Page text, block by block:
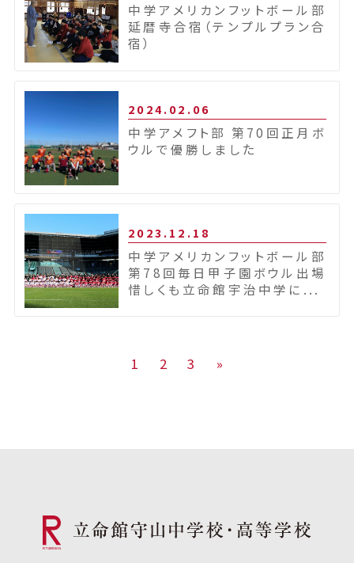
中学アメリカンフットボール部
延暦寺合宿（テンプルプラン合
宿）
2024.02.06
中学アメフト部 第70回正月ボ
ウルで優勝しました
2023.12.18
中学アメリカンフットボール部
第78回毎日甲子園ボウル出場
惜しくも立命館宇治中学に...
1 2 3 »